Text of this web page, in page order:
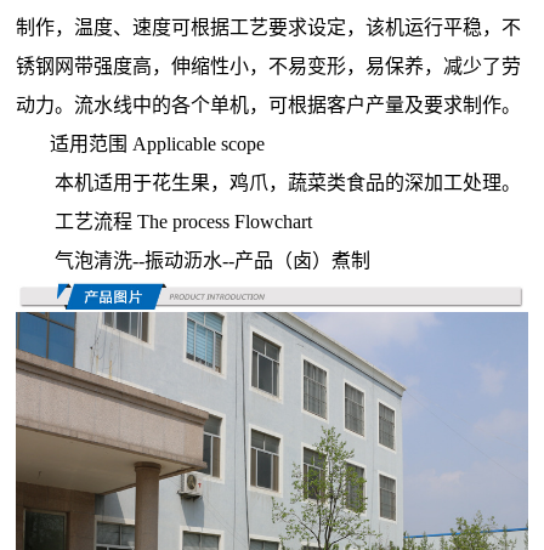
制作，温度、速度可根据工艺要求设定，该机运行平稳，不
锈钢网带强度高，伸缩性小，不易变形，易保养，减少了劳
动力。流水线中的各个单机，可根据客户产量及要求制作。
适用范围 Applicable scope
本机适用于花生果，鸡爪，蔬菜类食品的深加工处理。
工艺流程 The process Flowchart
气泡清洗--振动沥水--产品（卤）煮制